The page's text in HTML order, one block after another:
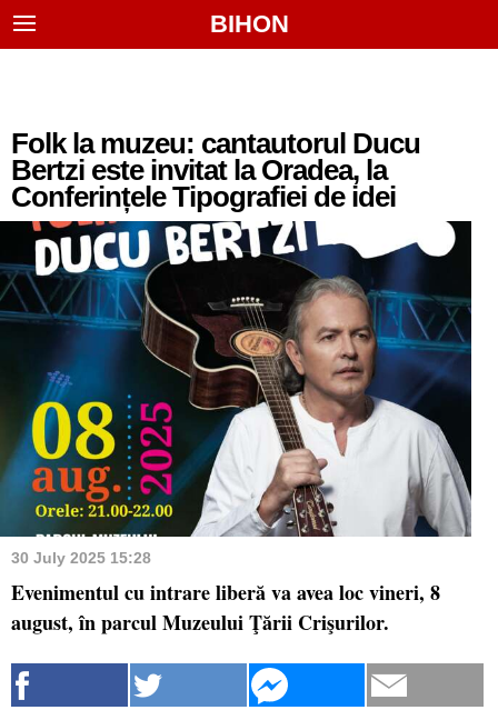
BIHON
Folk la muzeu: cantautorul Ducu
Bertzi este invitat la Oradea, la
Conferințele Tipografiei de idei
30 July 2025 15:28
Evenimentul cu intrare liberă va avea loc vineri, 8
august, în parcul Muzeului Ţării Crişurilor.